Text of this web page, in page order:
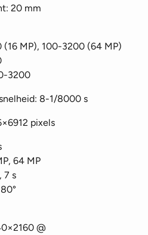
20 mm
MP), 100-3200 (64 MP)
3200
8-1/8000 s
pixels
64 MP
7 s
@